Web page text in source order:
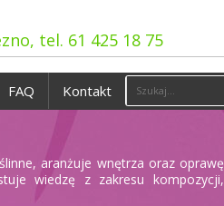
tel. 61 425 18 75
FAQ Kontakt
aranżuje wnętrza oraz oprawę
wiedzę z zakresu kompozycji,